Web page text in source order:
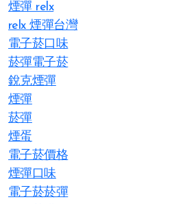
煙彈 relx
relx 煙彈台灣
電子菸口味
菸彈電子菸
銳克煙彈
煙彈
菸彈
煙蛋
電子菸價格
煙彈口味
電子菸菸彈